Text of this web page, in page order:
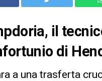
il
di
a una trasferta